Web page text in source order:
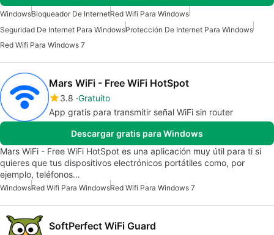
WindowsBloqueador De InternetRed Wifi Para Windows
Seguridad De Internet Para WindowsProtección De Internet Para Windows
Red Wifi Para Windows 7
Mars WiFi - Free WiFi HotSpot
3.8 Gratuito
App gratis para transmitir señal WiFi sin router
Descargar gratis para Windows
Mars WiFi - Free WiFi HotSpot es una aplicación muy útil para ti si
quieres que tus dispositivos electrónicos portátiles como, por
ejemplo, teléfonos…
WindowsRed Wifi Para WindowsRed Wifi Para Windows 7
SoftPerfect WiFi Guard